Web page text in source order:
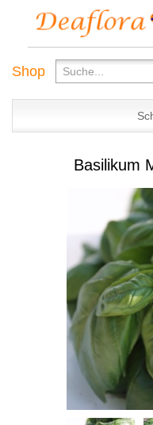
Shop
Basilikum